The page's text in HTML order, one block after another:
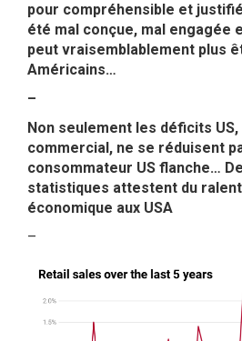
pour compréhensible et
été mal conçue, mal engagée
peut vraisemblablement plus
Américains…
–
Non seulement les déficits
commercial, ne se réduisent
consommateur US flanche…
statistiques attestent du
économique aux USA
–